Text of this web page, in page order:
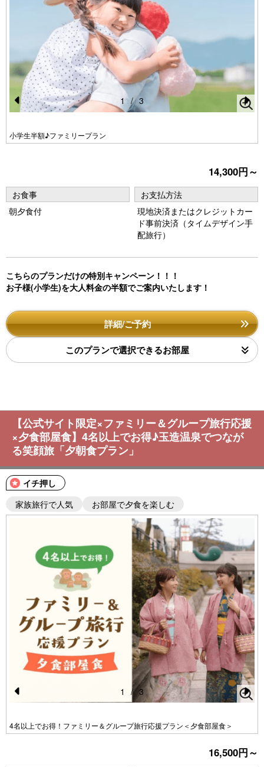
Pr
e
u
s
小学生半額♪ファミリープラン
N
1 / 3
14,300円～
お食事
朝夕食付
お支払方法
現地決済またはクレジットカー
ド事前決済（タイムデザイン手
配旅行）
こちらのプランだけの特別キャンペーン！！！
お子様(小学生)を大人料金の半額でご案内いたします！
詳細/ご予約
このプランで選択できるお部屋
【公式サイト限定×ファミリー＆グループ旅行応援
×夕食部屋食】4名以上でお得♪玉造温泉でつなが
る笑顔旅「夕朝食プラン」
イチ押し
家族旅行で人気
お部屋で夕食を楽しむ
Pr
e
4名以上でお得！ファミリー＆グループ旅行応援プラン＜夕食部屋食＞
N
1 / 3
16,500円～